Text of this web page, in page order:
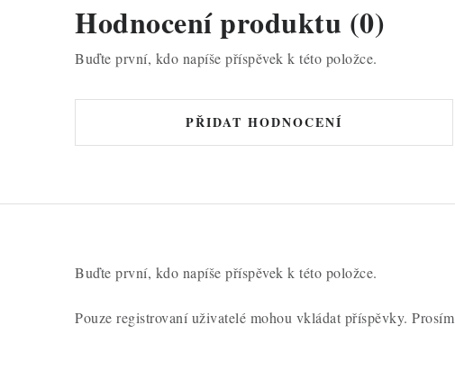
Hodnocení produktu (0)
Buďte první, kdo napíše příspěvek k této položce.
PŘIDAT HODNOCENÍ
Buďte první, kdo napíše příspěvek k této položce.
Pouze registrovaní uživatelé mohou vkládat příspěvky. Prosím